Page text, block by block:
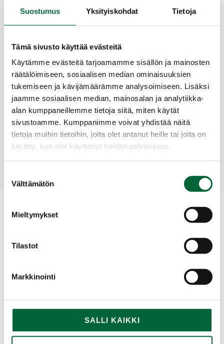
Suostumus Yksityiskohdat Tietoja
Tämä sivusto käyttää evästeitä
Käytämme evästeitä tarjoamamme sisällön ja mainosten
räätälöimiseen, sosiaalisen median ominaisuuksien
tukemiseen ja kävijämäärämme analysoimiseen. Lisäksi
jaamme sosiaalisen median, mainosalan ja analytiikka-
alan kumppaneillemme tietoja siitä, miten käytät
sivustoamme. Kumppanimme voivat yhdistää näitä
tietoja muihin tietoihin, joita olet antanut heille tai joita on
kerätty, kun olet käyttänyt heidän palvelujaan.
valinta
Välttämätön
Mieltymykset
Tilastot
Markkinointi
SALLI KAIKKI
Aktiivinen yhteistyö